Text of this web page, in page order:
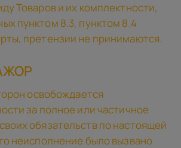
Товаров и их комплектности,
пунктом 8.3, пунктом 8.4
претензии не принимаются.
освобождается
за полное или частичное
обязательств по настоящей
неисполнение было вызвано